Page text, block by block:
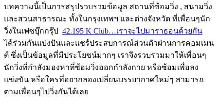
บทความนี้เป็นการสรุปรวบรวมข้อมูล สถานที่ซ้อมวิ่ง , สนามวิ่ง
และสวนสาธารณะ ทั้งในกรุงเทพฯ และต่างจังหวัด ที่เพื่อนๆนัก
วิ่งในเฟซบุ๊กกรุ๊ป 42.195 K Club…เราจะไปมาราธอนด้วยกัน
ได้ร่วมกันแบ่งปันและแชร์ประสบการณ์ส่วนตัวผ่านการคอมเมน
ต์ ซึ่งเป็นข้อมูลที่มีประโยชน์มากๆ เราจึงรวบรวมมาให้เพื่อนๆ
นักวิ่งที่กำลังมองหาที่ซ้อมวิ่งออกกำลังกาย หรือซ้อมเพื่อลง
แข่งขัน หรือใครที่อยากลองเปลี่ยนบรรยากาศใหม่ๆ สามารถ
ตามเพื่อนๆไปวิ่งกันได้เลย